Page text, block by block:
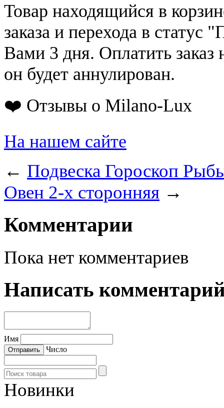
Товар находящийся в
заказа и перехода в статус
Вами 3 дня. Оплатить заказ
он будет аннулирован.
❤️ Отзывы о Milano-Lux
На нашем сайте
← Подвеска Гороскоп
Овен 2-х сторонняя →
Комментарии
Пока нет комментариев
Написать
Имя
Число
Новинки